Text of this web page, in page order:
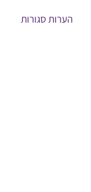
הערות סגורות